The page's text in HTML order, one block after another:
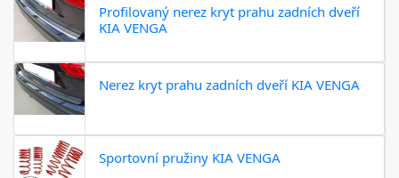
Profilovaný nerez kryt prahu zadních dveří
KIA VENGA
Nerez kryt prahu zadních dveří KIA VENGA
Sportovní pružiny KIA VENGA